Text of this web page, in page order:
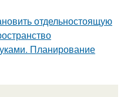
отдельностоящую
Планирование